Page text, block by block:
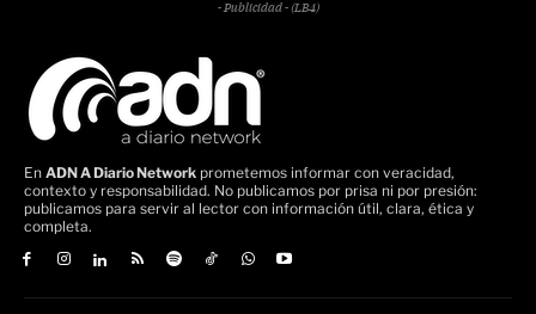
- Publicidad - (LB4)
En ADN A Diario Network prometemos informar con veracidad,
contexto y responsabilidad. No publicamos por prisa ni por presión:
publicamos para servir al lector con información útil, clara, ética y
completa.